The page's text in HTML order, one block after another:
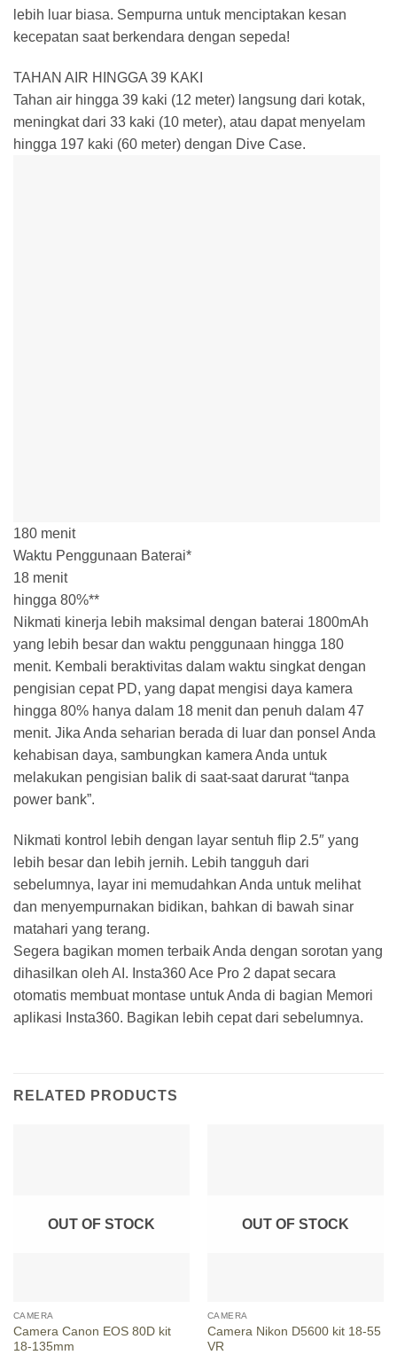
lebih luar biasa. Sempurna untuk menciptakan kesan
kecepatan saat berkendara dengan sepeda!
TAHAN AIR HINGGA 39 KAKI
Tahan air hingga 39 kaki (12 meter) langsung dari kotak,
meningkat dari 33 kaki (10 meter), atau dapat menyelam
hingga 197 kaki (60 meter) dengan Dive Case.
180 menit
Waktu Penggunaan Baterai*
18 menit
hingga 80%**
Nikmati kinerja lebih maksimal dengan baterai 1800mAh
yang lebih besar dan waktu penggunaan hingga 180
menit. Kembali beraktivitas dalam waktu singkat dengan
pengisian cepat PD, yang dapat mengisi daya kamera
hingga 80% hanya dalam 18 menit dan penuh dalam 47
menit. Jika Anda seharian berada di luar dan ponsel Anda
kehabisan daya, sambungkan kamera Anda untuk
melakukan pengisian balik di saat-saat darurat “tanpa
power bank”.
Nikmati kontrol lebih dengan layar sentuh flip 2.5″ yang
lebih besar dan lebih jernih. Lebih tangguh dari
sebelumnya, layar ini memudahkan Anda untuk melihat
dan menyempurnakan bidikan, bahkan di bawah sinar
matahari yang terang.
Segera bagikan momen terbaik Anda dengan sorotan yang
dihasilkan oleh AI. Insta360 Ace Pro 2 dapat secara
otomatis membuat montase untuk Anda di bagian Memori
aplikasi Insta360. Bagikan lebih cepat dari sebelumnya.
RELATED PRODUCTS
OUT OF STOCK
CAMERA
Camera Canon EOS 80D kit
18-135mm
OUT OF STOCK
CAMERA
Camera Nikon D5600 kit 18-55
VR